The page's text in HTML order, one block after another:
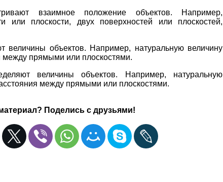
взаимное положение объектов. Например,
или плоскости, двух поверхностей или плоскостей,
величины объектов. Например, натуральную величину
между прямыми или плоскостями.
величины объектов. Например, натуральную
между прямыми или плоскостями.
Поделись с друзьями!